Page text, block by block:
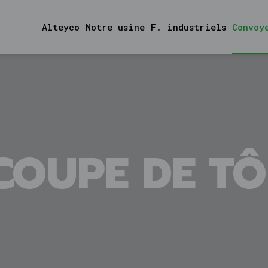
Menu
Alteyco Notre usine F. industriels
DE